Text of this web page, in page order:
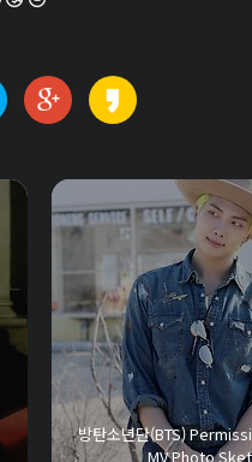
방탄소년단(BTS)
MV Photo